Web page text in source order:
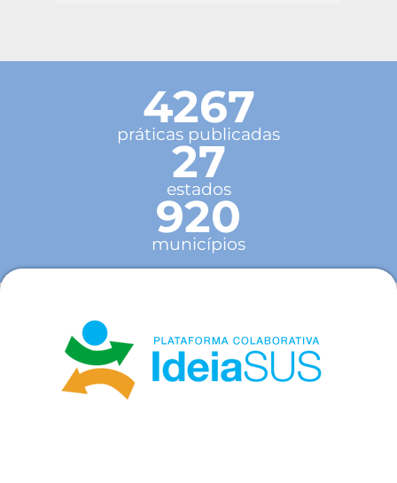
4267
práticas publicadas
27
estados
920
municípios